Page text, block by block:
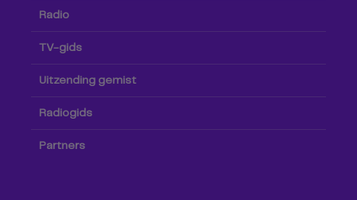
Radio
TV-gids
Uitzending gemist
Radiogids
Partners